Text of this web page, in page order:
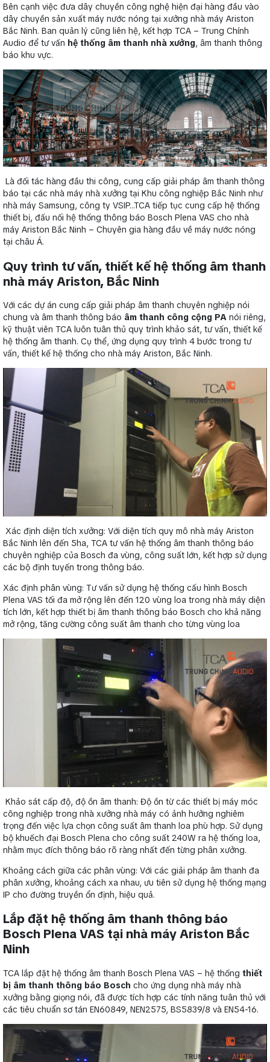
Bên cạnh việc đưa dây chuyền công nghệ hiện đại hàng đầu vào
dây chuyền sản xuất máy nước nóng tại xưởng nhà máy Ariston
Bắc Ninh. Ban quản lý cũng liên hệ, kết hợp TCA – Trung Chính
Audio để tư vấn hệ thống âm thanh nhà xưởng, âm thanh thông
báo khu vực.
Là đối tác hàng đầu thi công, cung cấp giải pháp âm thanh thông
báo tại các nhà máy nhà xưởng tại Khu công nghiệp Bắc Ninh như
nhà máy Samsung, công ty VSIP…TCA tiếp tục cung cấp hệ thống
thiết bị, đấu nối hệ thống thông báo Bosch Plena VAS cho nhà
máy Ariston Bắc Ninh – Chuyên gia hàng đầu về máy nước nóng
tại châu Á.
Quy trình tư vấn, thiết kế hệ thống âm thanh
nhà máy Ariston, Bắc Ninh
Với các dự án cung cấp giải pháp âm thanh chuyên nghiệp nói
chung và âm thanh thông báo âm thanh công cộng PA nói riêng,
kỹ thuật viên TCA luôn tuân thủ quy trình khảo sát, tư vấn, thiết kế
hệ thống âm thanh. Cụ thể, ứng dụng quy trình 4 bước trong tư
vấn, thiết kế hệ thống cho nhà máy Ariston, Bắc Ninh.
Xác định diện tích xưởng: Với diện tích quy mô nhà máy Ariston
Bắc Ninh lên đến 5ha, TCA tư vấn hệ thống âm thanh thông báo
chuyên nghiệp của Bosch đa vùng, công suất lớn, kết hợp sử dụng
các bộ định tuyến trong thông báo.
Xác định phân vùng: Tư vấn sử dụng hệ thống cấu hình Bosch
Plena VAS tối đa mở rộng lên đến 120 vùng loa trong nhà máy diện
tích lớn, kết hợp thiết bị âm thanh thông báo Bosch cho khả năng
mở rộng, tăng cường công suất âm thanh cho từng vùng loa
Khảo sát cấp độ, độ ồn âm thanh: Độ ồn từ các thiết bị máy móc
công nghiệp trong nhà xưởng nhà máy có ảnh hưởng nghiêm
trọng đến việc lựa chọn công suất âm thanh loa phù hợp. Sử dụng
bộ khuếch đại Bosch Plena cho công suất 240W ra hệ thống loa,
nhằm mục đích thông báo rõ ràng nhất đến từng phân xưởng.
Khoảng cách giữa các phân vùng: Với các giải pháp âm thanh đa
phân xưởng, khoảng cách xa nhau, ưu tiên sử dụng hệ thống mạng
IP cho đường truyền ổn định, hiệu quả.
Lắp đặt hệ thống âm thanh thông báo
Bosch Plena VAS tại nhà máy Ariston Bắc
Ninh
TCA lắp đặt hệ thống âm thanh Bosch Plena VAS – hệ thống thiết
bị âm thanh thông báo Bosch cho ứng dụng nhà máy nhà
xưởng bằng giọng nói, đã được tích hợp các tính năng tuân thủ với
các tiêu chuẩn sơ tán EN60849, NEN2575, BS5839/8 và EN54-16.